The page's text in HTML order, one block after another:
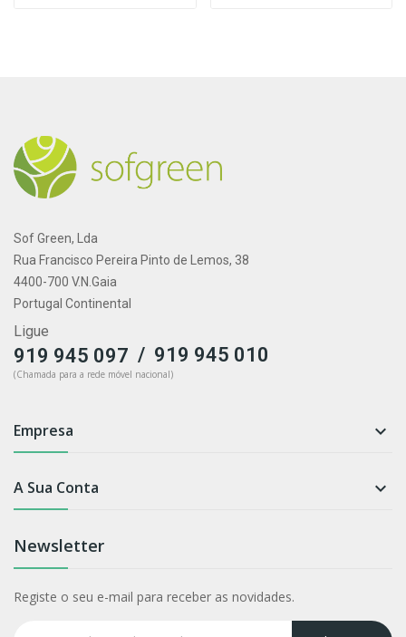
Sof Green, Lda
Rua Francisco Pereira Pinto de Lemos, 38
4400-700 V.N.Gaia
Portugal Continental
Ligue
919 945 097 / 919 945 010
(Chamada para a rede móvel nacional)
Empresa 
A Sua Conta 
Newsletter
Registe o seu e-mail para receber as novidades.